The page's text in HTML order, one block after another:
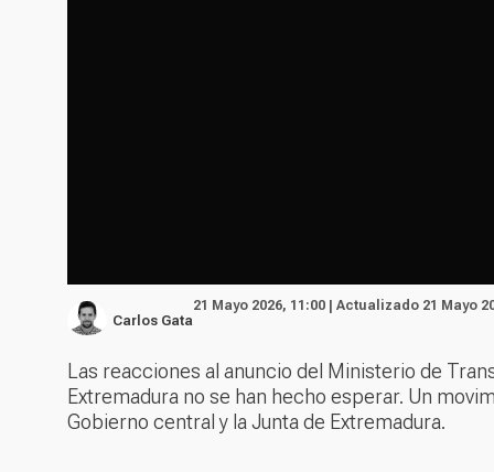
Carlos Gata
21 Mayo 2026, 11:00 | Actualizado 21 Mayo
Las reacciones al anuncio del Ministerio de
Extremadura no se han hecho esperar. Un
Gobierno central y la Junta de Extremadura.